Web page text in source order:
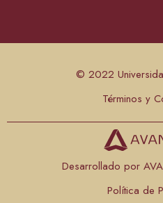
© 2022
Términos y
Desarrollado por
Política de